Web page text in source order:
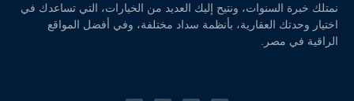
نمتلك خبرة السنوات، ونتيح إليك العديد من الخيارات، التي تساعدك في
اختيار وحدتك العقارية، بأنظمة سداد مختلفة، وفي أفضل المواقع
الراقية في مصر.